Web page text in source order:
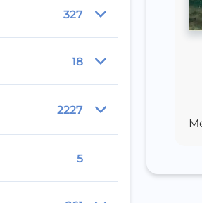
327
18
2227
5